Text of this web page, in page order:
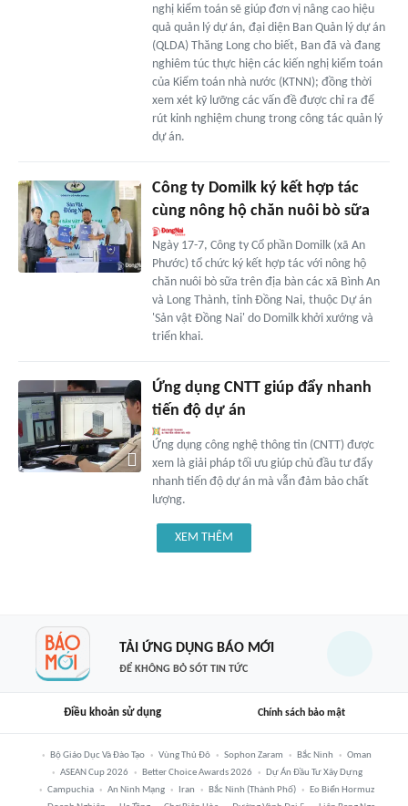
nghị kiểm toán sẽ giúp đơn vị nâng cao hiệu
quả quản lý dự án, đại diện Ban Quản lý dự án
(QLDA) Thăng Long cho biết, Ban đã và đang
nghiêm túc thực hiện các kiến nghị kiểm toán
của Kiểm toán nhà nước (KTNN); đồng thời
xem xét kỹ lưỡng các vấn đề được chỉ ra để
rút kinh nghiệm chung trong công tác quản lý
dự án.
Công ty Domilk ký kết hợp tác
cùng nông hộ chăn nuôi bò sữa
Ngày 17-7, Công ty Cổ phần Domilk (xã An
Phước) tổ chức ký kết hợp tác với nông hộ
chăn nuôi bò sữa trên địa bàn các xã Bình An
và Long Thành, tỉnh Đồng Nai, thuộc Dự án
'Sản vật Đồng Nai' do Domilk khởi xướng và
triển khai.
Ứng dụng CNTT giúp đẩy nhanh
tiến độ dự án
Ứng dụng công nghệ thông tin (CNTT) được
xem là giải pháp tối ưu giúp chủ đầu tư đẩy
nhanh tiến độ dự án mà vẫn đảm bảo chất
lượng.
XEM THÊM
TẢI ỨNG DỤNG BÁO MỚI
ĐỂ KHÔNG BỎ SÓT TIN TỨC
Điều khoản sử dụng Chính sách bảo mật
Bộ Giáo Dục Và Đào Tạo Vùng Thủ Đô Sophon Zaram Bắc Ninh
Oman
ASEAN Cup 2026
Better Choice Awards 2026
Dự Án Đầu Tư Xây Dựng
Campuchia
An Ninh Mạng Iran Bắc Ninh (thành Phố)
Eo Biển Hormuz